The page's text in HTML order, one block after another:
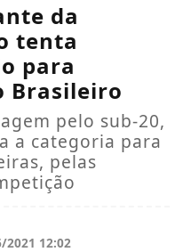
da
tenta
para
Brasileiro
pelo sub-20,
a categoria para
pelas
2021 12:02